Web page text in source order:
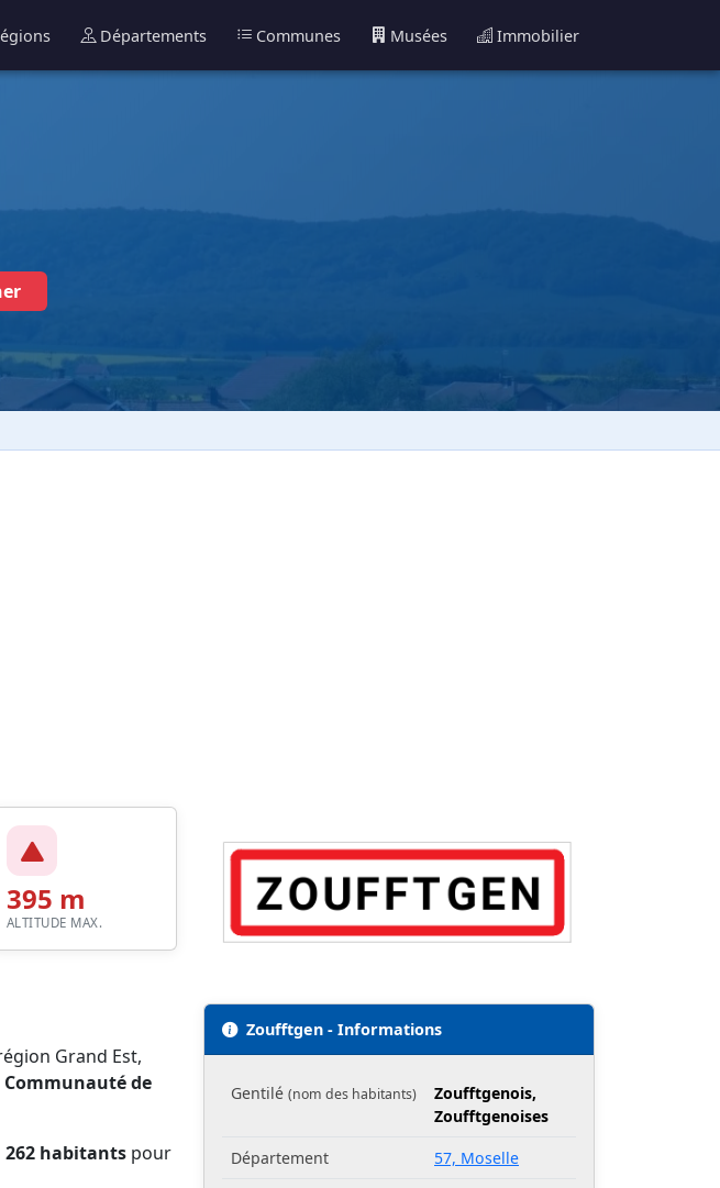
Départements Communes Musées Immobilier
395 m
ALTITUDE MAX.
Grand Est,
Communauté de
262 habitants pour
Zoufftgen - Informations
Gentilé (nom des habitants)
Zoufftgenois,
Zoufftgenoises
Département
57, Moselle